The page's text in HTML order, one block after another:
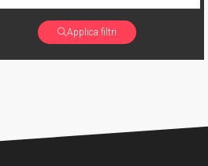
Applica filtri